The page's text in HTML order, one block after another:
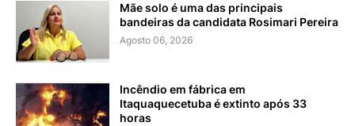
Mãe solo é uma das principais
bandeiras da candidata Rosimari Pereira
Agosto 06, 2026
Incêndio em fábrica em
Itaquaquecetuba é extinto após 33
horas